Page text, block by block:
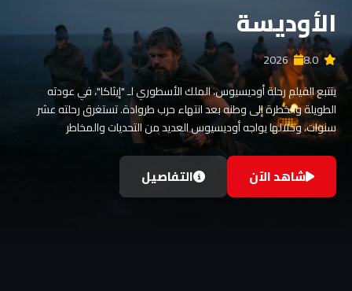
7.9
2026
شاهد الآن التفاصيل
الأوديسة
8.0
2026
يتتبع الفيلم رحلة أوديسيوس، الملك الأسطوري لـ "إيثاكا"، في عودته
الطويلة والخطرة إلى وطنه بعد انتهاء حرب طروادة. تستغرق رحلته عشر
سنوات، وخلالها يواجه أوديسيوس العديد من التحديات والمخاطر
والمخلوقات الأسطورية
شاهد الآن التفاصيل
6.0
2026
شاهد الآن التفاصيل
7.8
2026
شاهد الآن التفاصيل
8.2
2026
شاهد الآن التفاصيل